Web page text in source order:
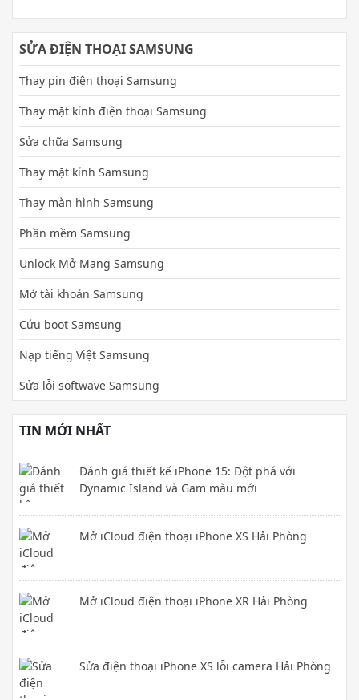
SỬA ĐIỆN THOẠI SAMSUNG
Thay pin điện thoại Samsung
Thay mặt kính điện thoại Samsung
Sửa chữa Samsung
Thay mặt kính Samsung
Thay màn hình Samsung
Phần mềm Samsung
Unlock Mở Mạng Samsung
Mở tài khoản Samsung
Cứu boot Samsung
Nạp tiếng Việt Samsung
Sửa lỗi softwave Samsung
TIN MỚI NHẤT
Đánh giá thiết kế iPhone 15: Đột phá với
Dynamic Island và Gam màu mới
Mở iCloud điện thoại iPhone XS Hải Phòng
Mở iCloud điện thoại iPhone XR Hải Phòng
Sửa điện thoại iPhone XS lỗi camera Hải Phòng